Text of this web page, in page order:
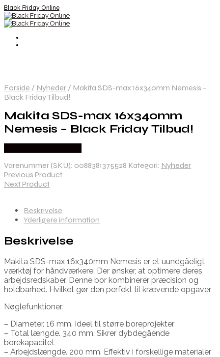
Black Friday Online
Forside / Nyheder / Makita SDS-max 16x340mm Nemesis –
Black Friday Tilbud!
Makita SDS-max 16x340mm
Nemesis – Black Friday Tilbud!
Varenummer (SKU): 0088381375528 Kategori: Nyheder
Previous Product
Next Product
Beskrivelse
Yderligere information
Beskrivelse
Makita SDS-max 16x340mm Nemesis er et uundgåeligt
værktøj for håndværkere. Der ønsker, at optimere deres
arbejdsredskaber. Denne bor kombinerer præcision og
holdbarhed. Hvilket gør den perfekt til krævende opgaver
Nøglefunktioner.
– Diameter. 16 mm. Ideel til større boreprojekter
– Total længde. 340 mm. Sikrer dybdegående
borekapacitet
– Arbejdslængde. 200 mm. Effektiv i forskellige materialer